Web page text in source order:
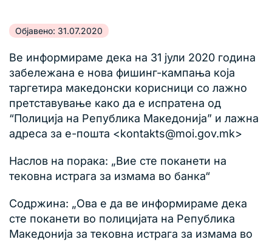
Објавено: 31.07.2020
Ве информираме дека на 31 јули 2020 година
забележана е нова фишинг-кампања која
таргетира македонски корисници со лажно
претставување како да е испратена од
“Полиција на Република Македонија” и лажна
адреса за е-пошта <kontakts@moi.gov.mk>
Наслов на порака: „Вие сте поканети на
тековна истрага за измама во банка“
Содржина: „Ова е да ве информираме дека
сте поканети во полицијата на Република
Македонија за тековна истрага за измама во